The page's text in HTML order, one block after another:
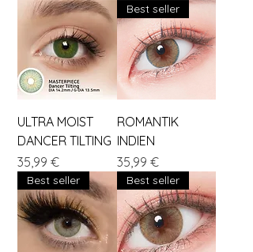
ULTRA MOIST
DANCER TILTING
Preis
35,99 €
Best seller
ROMANTIK
INDIEN
Preis
35,99 €
Best seller Best seller